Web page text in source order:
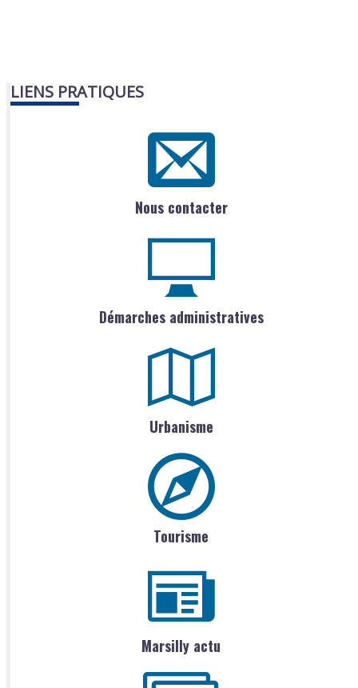
LIENS PRATIQUES
Nous contacter
Démarches administratives
Urbanisme
Tourisme
Marsilly actu